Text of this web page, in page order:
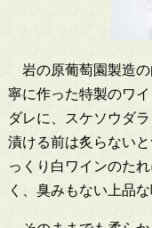
岩の原葡萄園製造
寧に作った特製のワイ
ダレに、スケソウダ
漬ける前は炙らない
っくり白ワインのた
く、臭みもない上品